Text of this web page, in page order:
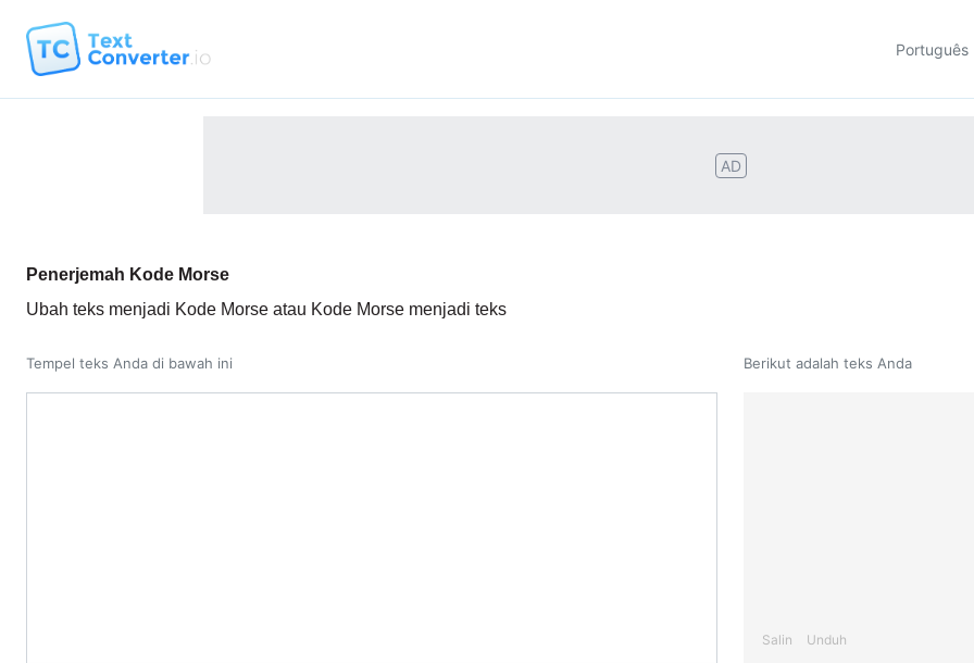
Português
AD
Penerjemah Kode Morse
Ubah teks menjadi Kode Morse atau Kode Morse menjadi teks
Tempel teks Anda di bawah ini Berikut adalah teks Anda
Salin Unduh